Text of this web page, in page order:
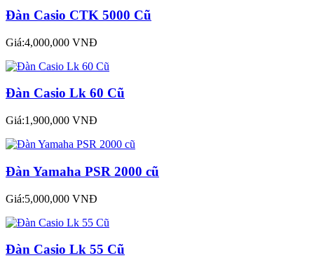
Đàn Casio CTK 5000 Cũ
Giá:4,000,000 VNĐ
Đàn Casio Lk 60 Cũ
Giá:1,900,000 VNĐ
Đàn Yamaha PSR 2000 cũ
Giá:5,000,000 VNĐ
Đàn Casio Lk 55 Cũ